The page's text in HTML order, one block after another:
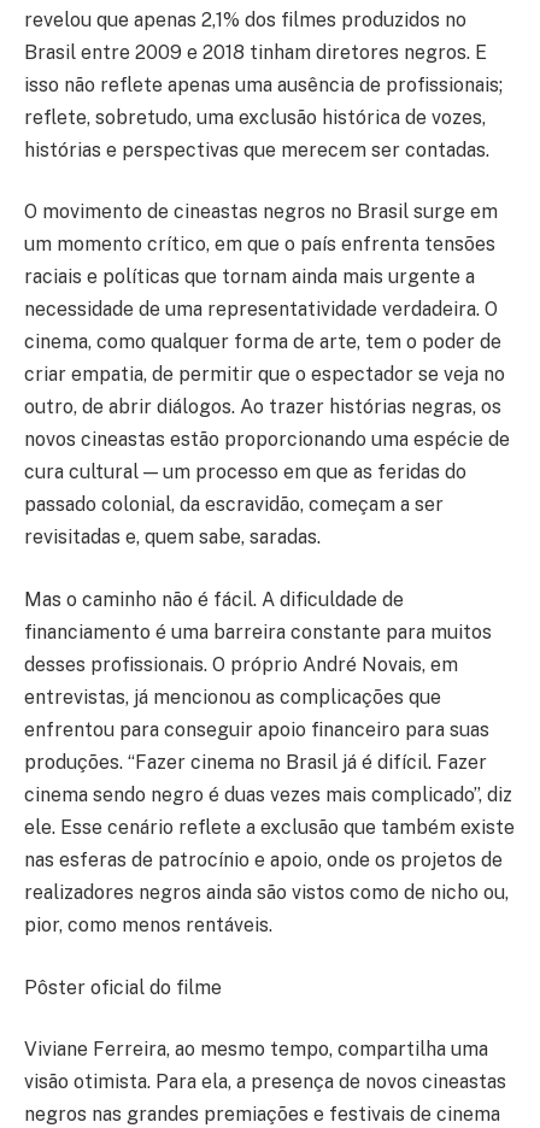
revelou que apenas 2,1% dos filmes produzidos no
Brasil entre 2009 e 2018 tinham diretores negros. E
isso não reflete apenas uma ausência de profissionais;
reflete, sobretudo, uma exclusão histórica de vozes,
histórias e perspectivas que merecem ser contadas.
O movimento de cineastas negros no Brasil surge em
um momento crítico, em que o país enfrenta tensões
raciais e políticas que tornam ainda mais urgente a
necessidade de uma representatividade verdadeira. O
cinema, como qualquer forma de arte, tem o poder de
criar empatia, de permitir que o espectador se veja no
outro, de abrir diálogos. Ao trazer histórias negras, os
novos cineastas estão proporcionando uma espécie de
cura cultural — um processo em que as feridas do
passado colonial, da escravidão, começam a ser
revisitadas e, quem sabe, saradas.
Mas o caminho não é fácil. A dificuldade de
financiamento é uma barreira constante para muitos
desses profissionais. O próprio André Novais, em
entrevistas, já mencionou as complicações que
enfrentou para conseguir apoio financeiro para suas
produções. “Fazer cinema no Brasil já é difícil. Fazer
cinema sendo negro é duas vezes mais complicado”, diz
ele. Esse cenário reflete a exclusão que também existe
nas esferas de patrocínio e apoio, onde os projetos de
realizadores negros ainda são vistos como de nicho ou,
pior, como menos rentáveis.
Pôster oficial do filme
Viviane Ferreira, ao mesmo tempo, compartilha uma
visão otimista. Para ela, a presença de novos cineastas
negros nas grandes premiações e festivais de cinema